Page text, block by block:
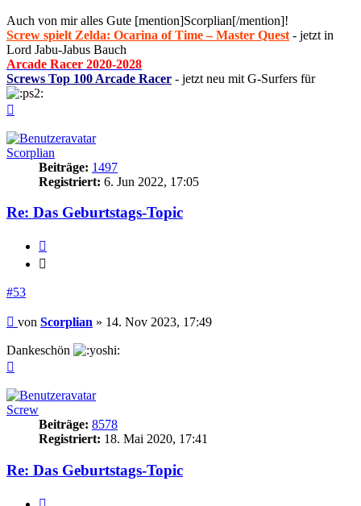
Auch von mir alles Gute [mention]Scorplian[/mention]!
Screw spielt Zelda: Ocarina of Time – Master Quest - jetzt in
Lord Jabu-Jabus Bauch
Arcade Racer 2020-2028
Screws Top 100 Arcade Racer - jetzt neu mit G-Surfers für
Scorplian
Beiträge: 1497
Registriert: 6. Jun 2022, 17:05
Re: Das Geburtstags-Topic
#53
Beitrag
von Scorplian » 14. Nov 2023, 17:49
Dankeschön
Screw
Beiträge: 8578
Registriert: 18. Mai 2020, 17:41
Re: Das Geburtstags-Topic